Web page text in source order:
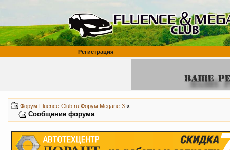
Регистрация
Форум Fluence-Club.ru|Форум Megane-3 «
Сообщение форума